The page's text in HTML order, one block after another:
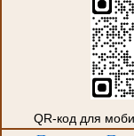
QR-код для